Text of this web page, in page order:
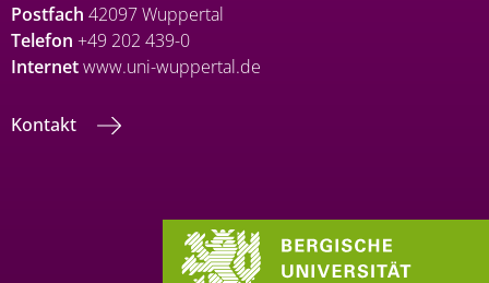
Postfach 42097 Wuppertal
Telefon +49 202 439-0
Internetwww.uni-wuppertal.de
Kontakt